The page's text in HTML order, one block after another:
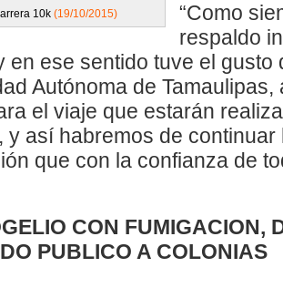
10k (19/10/2015)
“Como
respaldo
en ese sentido tuve el gusto
Autónoma de
el viaje que estarán
y así habremos de
que con la confianza de
CON FUMIGACION,
PUBLICO A COLONIAS